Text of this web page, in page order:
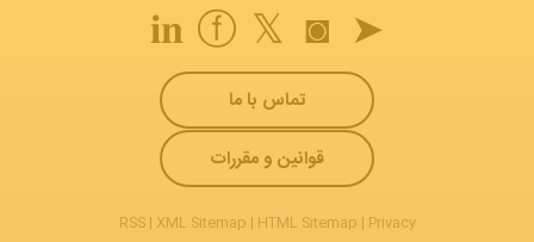
➤
◙
𝕏
ⓕ
𝐢𝐧
تماس با ما
قوانین و مقررات
RSS| XML Sitemap | HTML Sitemap | Privacy